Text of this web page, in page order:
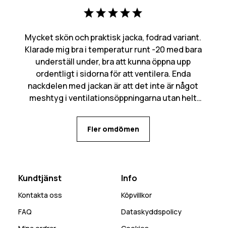
Mycket skön och praktisk jacka, fodrad variant.
Klarade mig bra i temperatur runt -20 med bara
underställ under, bra att kunna öppna upp
ordentligt i sidorna för att ventilera. Enda
nackdelen med jackan är att det inte är något
meshtyg i ventilationsöppningarna utan helt
alternativ för mobilen beroende på behov.
Fler omdömen
Kundtjänst
Kontakta oss
FAQ
Info
Köpvillkor
Dataskyddspolicy